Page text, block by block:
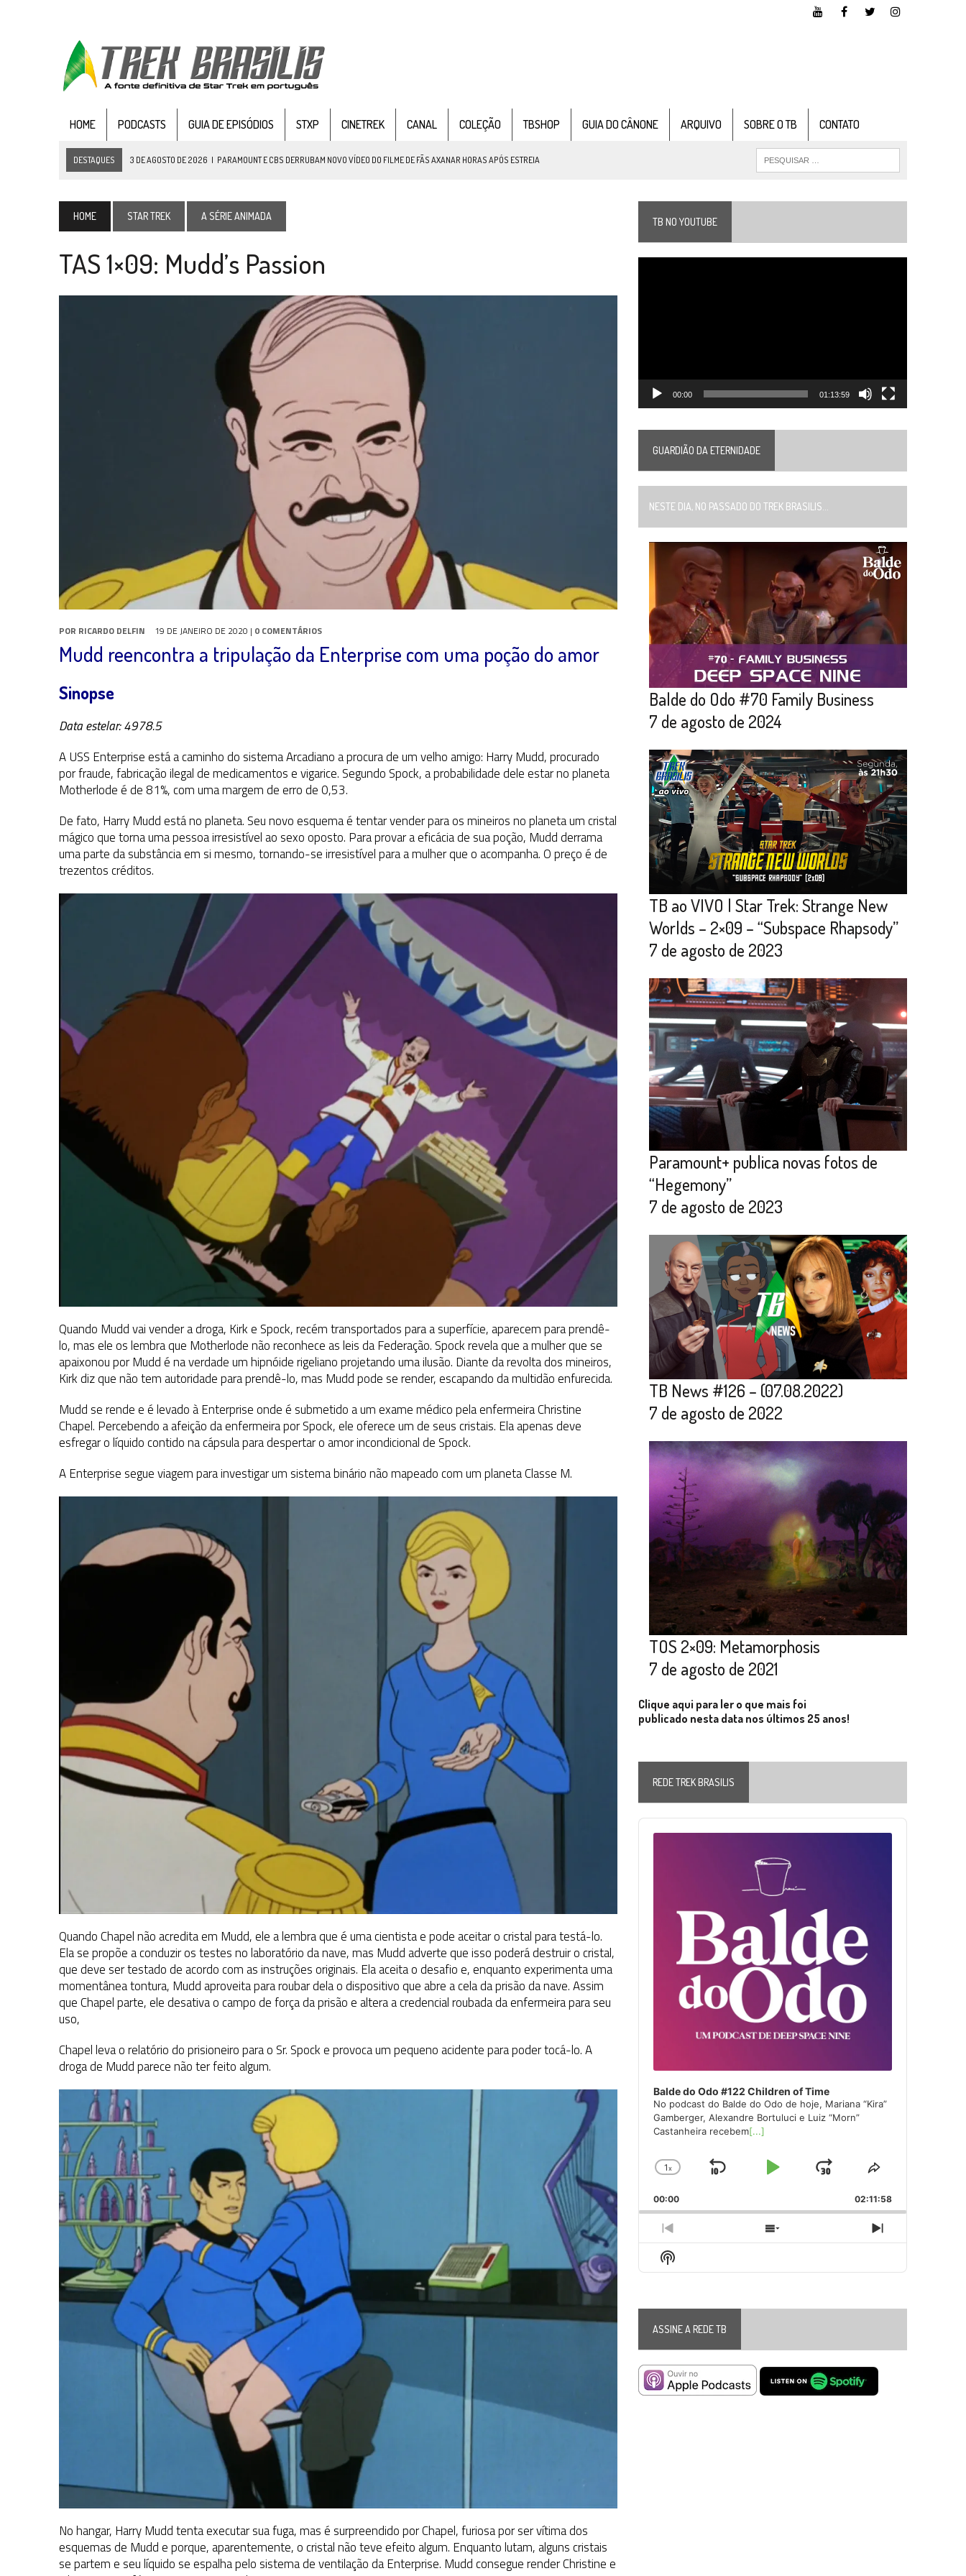
HOME PODCASTS GUIA DE EPISÓDIOS STXP CINETREK CANAL COLEÇÃO TBSHOP GUIA DO CÂNONE ARQUIVO SOBRE O TB CONTATO
DESTAQUES 3 DE AGOSTO DE 2026 | PARAMOUNT E CBS DERRUBAM NOVO VÍDEO DO FILME DE FÃS AXANAR HORAS APÓS ESTREIA
ELENCO DE STRANGE NEW WORLDS ENCARA O FIM DE UMA ERA NA SDCC
31 DE JULHO DE 2026 | GRANDES JORNADAS | QUATRO EPISÓDIOS DE
31 DE JULHO DE 2026 BOX DELUXE DO ANO 5 DACOLEÇÃO TREK BRASILIS
THE CENTER SEAT, SÉRIE DOCUMENTAL DE
BALDE DO ODO #122 CHILDREN OF TIME
REVISITANDO “HIDE AND Q” (TNG 1×09)
VEJA FOTOS DO TERCEIRO EPISÓDIO DA 4ª TEMPORADA DE STRANGE NEW WORDS
HOME STAR TREK A SÉRIE ANIMADA
TAS 1×09: Mudd’s Passion
POR RICARDO DELFIN 19 DE JANEIRO DE 2020 | 0 COMENTÁRIOS
Mudd reencontra a tripulação da Enterprise com uma poção do amor
Sinopse
Data estelar: 4978.5
A USS Enterprise está a caminho do sistema Arcadiano a procura de um velho amigo: Harry Mudd, procurado
por fraude, fabricação ilegal de medicamentos e vigarice. Segundo Spock, a probabilidade dele estar no planeta
Motherlode é de 81%, com uma margem de erro de 0,53.
De fato, Harry Mudd está no planeta. Seu novo esquema é tentar vender para os mineiros no planeta um cristal
mágico que torna uma pessoa irresistível ao sexo oposto. Para provar a eficácia de sua poção, Mudd derrama
uma parte da substância em si mesmo, tornando-se irresistível para a mulher que o acompanha. O preço é de
trezentos créditos.
Quando Mudd vai vender a droga, Kirk e Spock, recém transportados para a superfície, aparecem para prendê-
lo, mas ele os lembra que Motherlode não reconhece as leis da Federação. Spock revela que a mulher que se
apaixonou por Mudd é na verdade um hipnóide rigeliano projetando uma ilusão. Diante da revolta dos mineiros,
Kirk diz que não tem autoridade para prendê-lo, mas Mudd pode se render, escapando da multidão enfurecida.
Mudd se rende e é levado à Enterprise onde é submetido a um exame médico pela enfermeira Christine
Chapel. Percebendo a afeição da enfermeira por Spock, ele oferece um de seus cristais. Ela apenas deve
esfregar o líquido contido na cápsula para despertar o amor incondicional de Spock.
A Enterprise segue viagem para investigar um sistema binário não mapeado com um planeta Classe M.
Quando Chapel não acredita em Mudd, ele a lembra que é uma cientista e pode aceitar o cristal para testá-lo.
Ela se propõe a conduzir os testes no laboratório da nave, mas Mudd adverte que isso poderá destruir o cristal,
que deve ser testado de acordo com as instruções originais. Ela aceita o desafio e, enquanto experimenta uma
momentânea tontura, Mudd aproveita para roubar dela o dispositivo que abre a cela da prisão da nave. Assim
que Chapel parte, ele desativa o campo de força da prisão e altera a credencial roubada da enfermeira para seu
uso,
Chapel leva o relatório do prisioneiro para o Sr. Spock e provoca um pequeno acidente para poder tocá-lo. A
droga de Mudd parece não ter feito algum.
No hangar, Harry Mudd tenta executar sua fuga, mas é surpreendido por Chapel, furiosa por ser vítima dos
esquemas de Mudd e porque, aparentemente, o cristal não teve efeito algum. Enquanto lutam, alguns cristais
se partem e seu líquido se espalha pelo sistema de ventilação da Enterprise. Mudd consegue render Christine e
TB NO YOUTUBE
00:00 01:13:59
GUARDIÃO DA ETERNIDADE
NESTE DIA, NO PASSADO DO TREK BRASILIS...
Balde do Odo #70 Family Business
7 de agosto de 2024
TB ao VIVO | Star Trek: Strange New
Worlds – 2×09 – “Subspace Rhapsody”
7 de agosto de 2023
Paramount+ publica novas fotos de
“Hegemony”
7 de agosto de 2023
TB News #126 – (07.08.2022)
7 de agosto de 2022
TOS 2×09: Metamorphosis
7 de agosto de 2021
Clique aqui para ler o que mais foi
publicado nesta data nos últimos 25 anos!
REDE TREK BRASILIS
Audio
Player
Balde do Odo #122 Children of Time
No podcast do Balde do Odo de hoje, Mariana “Kira”
Gamberger, Alexandre Bortuluci e Luiz “Morn”
Castanheira recebem[...]
Change
Rate
1x
Skip
Play
Jump
Forward
Share
Episode
00:00 02:11:58
Previous
Episode
Show
Next
Show
Podcast
ASSINE A REDE TB